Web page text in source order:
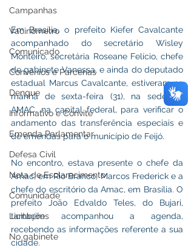
Campanhas
Vacinômetro
Comunicado
Convênios e Parcerias
Dengue
Informativo e Convite
Emenda Parlamentar
Defesa Civil
Nota de Esclarecimento
Comunidade
Licitações
No gabinete
Em Brasília, o prefeito Kiefer Cavalcante
acompanhado do secretário Wisley
Monteiro, secretária Roseane Felício, chefe
de gabinete Vanessa, e ainda do deputado
estadual Marcus Cavalcante, estiveram na
manhã de sexta-feira (31), na sede da
AMAC, na capital federal, para verificar o
andamento das transferência especiais e
de emendas para o município de Feijó.
No encontro, estava presente o chefe da
Amac, em Rio Branco, Marcos Frederick e a
chefe do escritório da Amac, em Brasília. O
prefeito João Edvaldo Teles, do Bujari,
também acompanhou a agenda,
recebendo as informações referente a sua
cidade.